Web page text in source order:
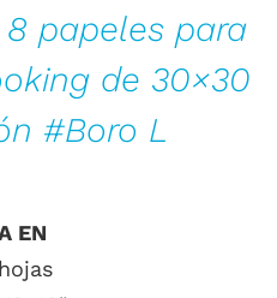
papeles para
de 30×30
#Boro L
EN